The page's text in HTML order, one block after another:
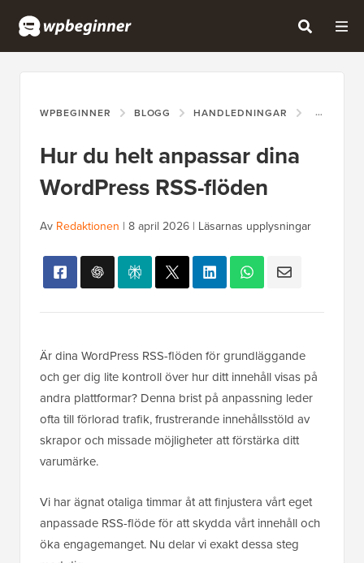
WPBEGINNER BLOGG HANDLEDNINGAR HUR DU
Hur du helt anpassar dina
WordPress RSS-flöden
Av Redaktionen | 8 april 2026 | Läsarnas upplysningar
Är dina WordPress RSS-flöden för grundläggande
och ger dig lite kontroll över hur ditt innehåll visas på
andra plattformar? Denna brist på anpassning leder
ofta till förlorad trafik, frustrerande innehållsstöld av
skrapor och missade möjligheter att förstärka ditt
varumärke.
Vi har ägnat otaliga timmar åt att finjustera vårt eget
anpassade RSS-flöde för att skydda vårt innehåll och
öka engagemanget. Nu delar vi exakt dessa steg